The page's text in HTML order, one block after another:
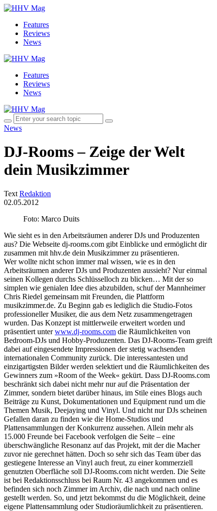
Features
Reviews
News
Features
Reviews
News
News
DJ-Rooms – Zeige der Welt
dein Musikzimmer
Text Redaktion
02.05.2012
Foto: Marco Duits
Wie sieht es in den Arbeitsräumen anderer DJs und Produzenten
aus? Die Webseite dj-rooms.com gibt Einblicke und ermöglicht dir
zusammen mit hhv.de dein Musikzimmer zu präsentieren.
Wer wollte nicht schon immer mal wissen, wie es in den
Arbeitsräumen anderer DJs und Produzenten aussieht? Nur einmal
seinen Kollegen durchs Schlüsselloch zu blicken… Mit der so
simplen wie genialen Idee dies abzubilden, schuf der Mannheimer
Chris Riedel gemeinsam mit Freunden, die Plattform
musikzimmer.de. Zu Beginn gab es lediglich die Studio-Fotos
professioneller Musiker, die aus dem Netz zusammengetragen
wurden. Das Konzept ist mittlerweile erweitert worden und
präsentiert unterwww.dj-rooms.com die Räumlichkeiten von
Bedroom-DJs und Hobby-Produzenten. Das DJ-Rooms-Team greift
dabei auf eingesendete Impressionen der stetig wachsenden
internationalen Community zurück. Die interessantesten und
einzigartigsten Bilder werden selektiert und die Räumlichkeiten des
Gewinners zum »Room of the Week« gekürt. Dass DJ-Rooms.com
beschränkt sich dabei nicht mehr nur auf die Präsentation der
Zimmer, sondern bietet darüber hinaus, im Stile eines Blogs auch
Beiträge zu Kunst, Dokumentationen und Equipment rund um die
Themen Musik, Deejaying und Vinyl. Und nicht nur DJs scheinen
Gefallen daran zu finden wie die Home-Studios und
Plattensammlungen der Konkurrenz aussehen. Allein mehr als
15.000 Freunde bei Facebook verfolgen die Seite – eine
überschwängliche Resonanz auf das Projekt, mit der die Macher
zuvor nie gerechnet hätten. Doch so sehr sich das Team über das
gestiegene Interesse an Vinyl auch freut, zu einer kommerziell
genutzten Oberfläche soll DJ-Rooms.com nicht werden. Die Seite
ist bei Redaktionsschluss bei Raum Nr. 43 angekommen und es
befinden sich noch Zimmer im Archiv, die nach und nach online
gestellt werden. So, und jetzt bekommst du die Möglichkeit, deine
eigene Plattensammlung oder Studioräumlichkeit zu präsentieren.